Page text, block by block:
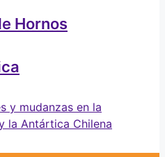
Hornos
y mudanzas en la
la Antártica Chilena